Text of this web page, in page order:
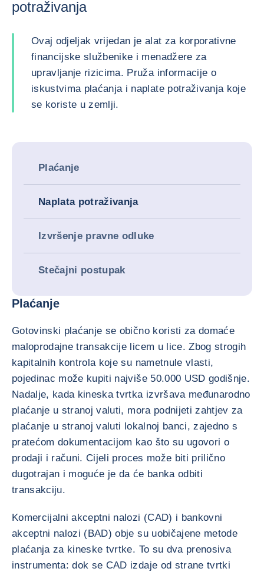
potraživanja
Ovaj odjeljak vrijedan je alat za korporativne
financijske službenike i menadžere za
upravljanje rizicima. Pruža informacije o
iskustvima plaćanja i naplate potraživanja koje
se koriste u zemlji.
Plaćanje
Naplata potraživanja
Izvršenje pravne odluke
Stečajni postupak
Plaćanje
Gotovinski plaćanje se obično koristi za domaće
maloprodajne transakcije licem u lice. Zbog strogih
kapitalnih kontrola koje su nametnule vlasti,
pojedinac može kupiti najviše 50.000 USD godišnje.
Nadalje, kada kineska tvrtka izvršava međunarodno
plaćanje u stranoj valuti, mora podnijeti zahtjev za
plaćanje u stranoj valuti lokalnoj banci, zajedno s
pratećom dokumentacijom kao što su ugovori o
prodaji i računi. Cijeli proces može biti prilično
dugotrajan i moguće je da će banka odbiti
transakciju.
Komercijalni akceptni nalozi (CAD) i bankovni
akceptni nalozi (BAD) obje su uobičajene metode
plaćanja za kineske tvrtke. To su dva prenosiva
instrumenta: dok se CAD izdaje od strane tvrtki